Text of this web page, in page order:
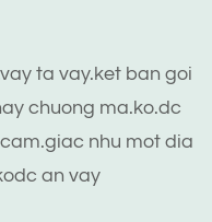
ta vay.ket ban goi
chuong ma.ko.dc
nhu mot dia
an vay